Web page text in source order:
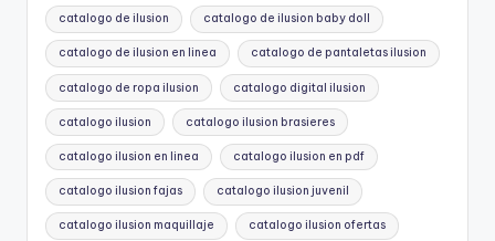
catalogo de ilusion catalogo de ilusion baby doll
catalogo de ilusion en linea catalogo de pantaletas ilusion
catalogo de ropa ilusion catalogo digital ilusion
catalogo ilusion catalogo ilusion brasieres
catalogo ilusion en linea catalogo ilusion en pdf
catalogo ilusion fajas catalogo ilusion juvenil
catalogo ilusion maquillaje catalogo ilusion ofertas